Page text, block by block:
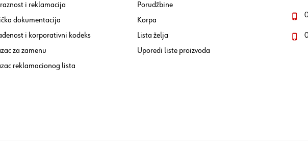
i reklamacija
dokumentacija
i korporativni kodeks
za zamenu
reklamacionog lista
Porudžbine
Korpa
Lista želja
Uporedi liste proizvoda